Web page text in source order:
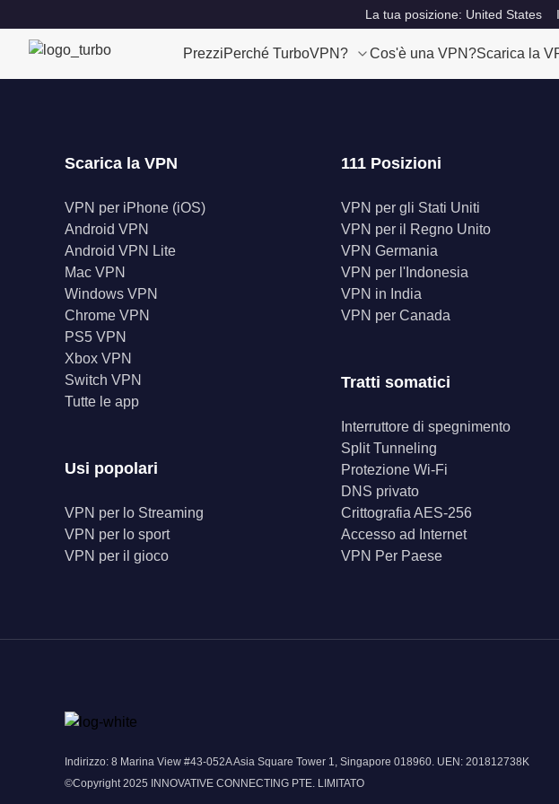
La tua posizione: United States
PrezziPerché TurboVPN? Cos'è una VPN?Scarica la
Scarica la VPN
VPN per iPhone (iOS)
Android VPN
Android VPN Lite
Mac VPN
Windows VPN
Chrome VPN
PS5 VPN
Xbox VPN
Switch VPN
Tutte le app
Usi popolari
VPN per lo Streaming
VPN per lo sport
VPN per il gioco
111 Posizioni
VPN per gli Stati Uniti
VPN per il Regno Unito
VPN Germania
VPN per l'Indonesia
VPN in India
VPN per Canada
Tratti somatici
Interruttore di spegnimento
Split Tunneling
Protezione Wi-Fi
DNS privato
Crittografia AES-256
Accesso ad Internet
VPN Per Paese
Indirizzo: 8 Marina View #43-052A Asia Square Tower 1, Singapore 018960. UEN: 201812738K
©Copyright 2025 INNOVATIVE CONNECTING PTE. LIMITATO